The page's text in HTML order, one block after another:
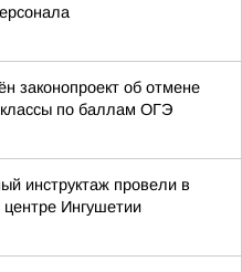
законопроект об отмене
по баллам ОГЭ
инструктаж провели в
Ингушетии